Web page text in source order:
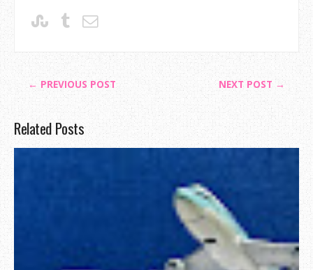
← PREVIOUS POST NEXT POST →
Related Posts